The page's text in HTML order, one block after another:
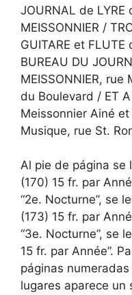
JOURNAL de LYRE
MEISSONNIER /
GUITARE et FLUTE
BUREAU DU
MEISSONNIER,
du Boulevard / ET
Meissonnier Ainé
Musique, rue St.
Al pie de página se
(170) 15 fr. par
“2e. Nocturne”, se
(173) 15 fr. par
“3e. Nocturne”, se
15 fr. par Année”.
páginas
lugares aparece un